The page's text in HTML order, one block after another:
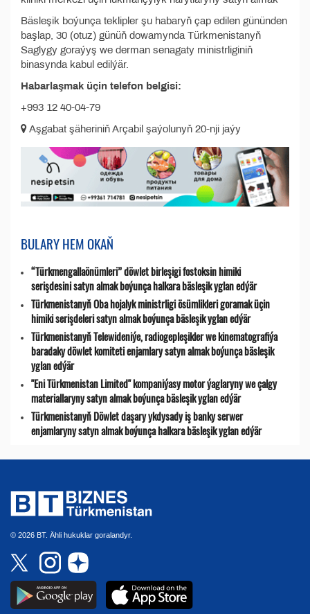
Bäsleşik boýunça teklipler şu habaryň çap edilen gününden
başlap, 30 (otuz) günüň dowamynda Türkmenistanyň
Saglygy goraýyş we derman senagaty ministrliginiň
binasynda kabul edilýär.
Habarlaşmak üçin telefon belgisi:
+993 12 40-04-79
Aşgabat şäheriniň Arçabil şaýolunyň 20-nji jaýy
BULARY HEM OKAŇ
“Türkmengallaönümleri” döwlet birleşigi fostoksin himiki
serişdesini satyn almak boýunça halkara bäsleşik yglan edýär
Türkmenistanyň Oba hojalyk ministrligi ösümlikleri goramak üçin
himiki serişdeleri satyn almak boýunça bäsleşik yglan edýär
Türkmenistanyň Telewideniýe, radio­gepleşikler we kinematografiýa
baradaky döwlet komiteti enjamlary satyn almak boýunça bäsleşik
yglan edýär
"Eni Türkmenistan Limited" kompaniýasy motor ýaglaryny we çalgy
materiallaryny satyn almak boýunça bäsleşik yglan edýär
Türkmenistanyň Döwlet daşary ykdysady iş banky serwer
enjamlaryny satyn almak boýunça halkara bäsleşik yglan edýär
© 2026 BT. Ähli hukuklar goralandyr.